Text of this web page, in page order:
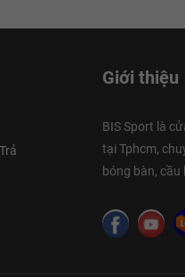
Giới thiệu
BIS Sport là
tại Tphcm,
bóng bàn, cầu